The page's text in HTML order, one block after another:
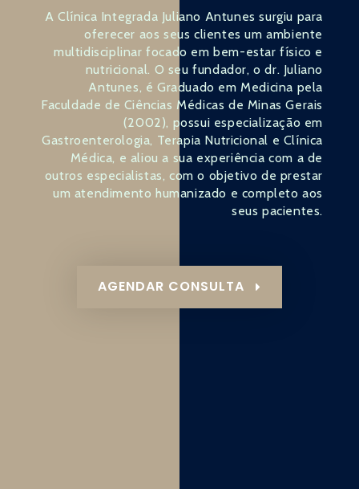
A Clínica Integrada Juliano Antunes surgiu para
oferecer aos seus clientes um ambiente
multidisciplinar focado em bem-estar físico e
nutricional. O seu fundador, o dr. Juliano
Antunes, é Graduado em Medicina pela
Faculdade de Ciências Médicas de Minas Gerais
(2002), possui especialização em
Gastroenterologia, Terapia Nutricional e Clínica
Médica, e aliou a sua experiência com a de
outros especialistas, com o objetivo de prestar
um atendimento humanizado e completo aos
seus pacientes.
AGENDAR CONSULTA